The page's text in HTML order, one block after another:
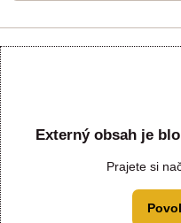
Externý obsah je
Prajete si